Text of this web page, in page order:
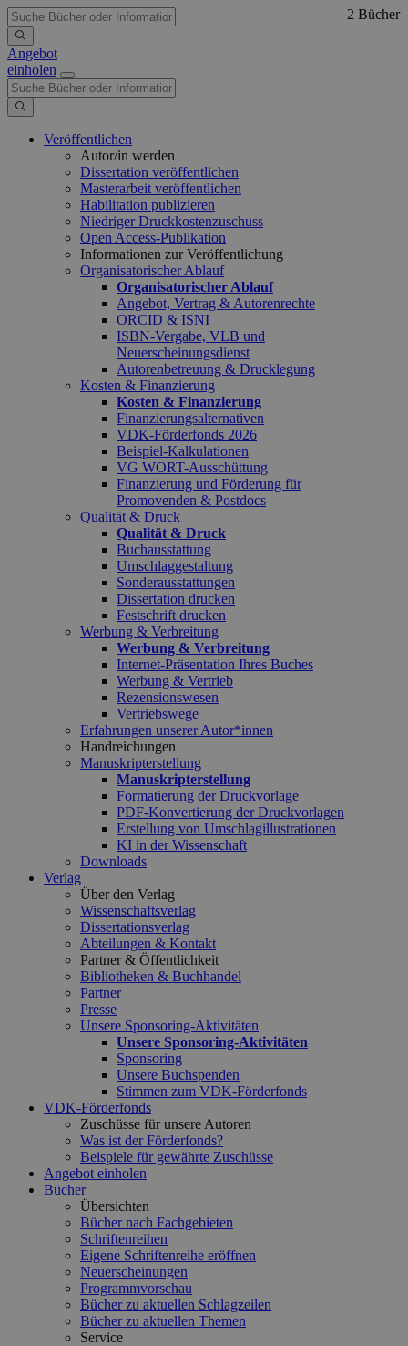
Angebot
einholen
Veröffentlichen
Autor/in werden
Dissertation veröffentlichen
Masterarbeit veröffentlichen
Habilitation publizieren
Niedriger Druckkostenzuschuss
Open Access-Publikation
Informationen zur Veröffentlichung
Organisatorischer Ablauf
Organisatorischer Ablauf
Angebot, Vertrag & Autorenrechte
ORCID & ISNI
ISBN-Vergabe, VLB und
Neuerscheinungsdienst
Autorenbetreuung & Drucklegung
Kosten & Finanzierung
Kosten & Finanzierung
Finanzierungsalternativen
VDK-Förderfonds 2026
Beispiel-Kalkulationen
VG WORT-Ausschüttung
Finanzierung und Förderung für
Promovenden & Postdocs
Qualität & Druck
Qualität & Druck
Buchausstattung
Umschlaggestaltung
Sonderausstattungen
Dissertation drucken
Festschrift drucken
Werbung & Verbreitung
Werbung & Verbreitung
Internet-Präsentation Ihres Buches
Werbung & Vertrieb
Rezensionswesen
Vertriebswege
Erfahrungen unserer Autor*innen
Handreichungen
Manuskripterstellung
Manuskripterstellung
Formatierung der Druckvorlage
PDF-Konvertierung der Druckvorlagen
Erstellung von Umschlagillustrationen
KI in der Wissenschaft
Downloads
Verlag
Über den Verlag
Wissenschaftsverlag
Dissertationsverlag
Abteilungen & Kontakt
Partner & Öffentlichkeit
Bibliotheken & Buchhandel
Partner
Presse
Unsere Sponsoring-Aktivitäten
Unsere Sponsoring-Aktivitäten
Sponsoring
Unsere Buchspenden
Stimmen zum VDK-Förderfonds
VDK-Förderfonds
Zuschüsse für unsere Autoren
Was ist der Förderfonds?
Beispiele für gewährte Zuschüsse
Angebot einholen
Bücher
Übersichten
Bücher nach Fachgebieten
Schriftenreihen
Eigene Schriftenreihe eröffnen
Neuerscheinungen
Programmvorschau
Bücher zu aktuellen Schlagzeilen
Bücher zu aktuellen Themen
Service
2 Bücher